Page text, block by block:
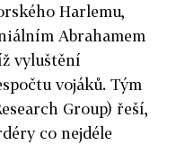
Harlemu,
Abrahamem
vyluštění
vojáků. Tým
Group) řeší,
co nejdéle